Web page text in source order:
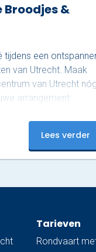
Broodjes &
een
van Utrecht. Maak
van Utrecht nóg
arrangement:
rondvaart langs de
boord van rijkelijk
ook wel
Lees verder
Tarieven
Rondvaart